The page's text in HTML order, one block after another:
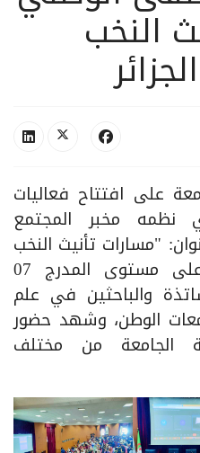
النخب
على افتتاح فعاليات
نظمه مخبر المجتمع
"مسارات تأنيث النخب
العاملة في الجزائر"، على مستوى المدرج 07
والباحثين في علم
الوطن، وشهد حضور
الجامعة من مختلف